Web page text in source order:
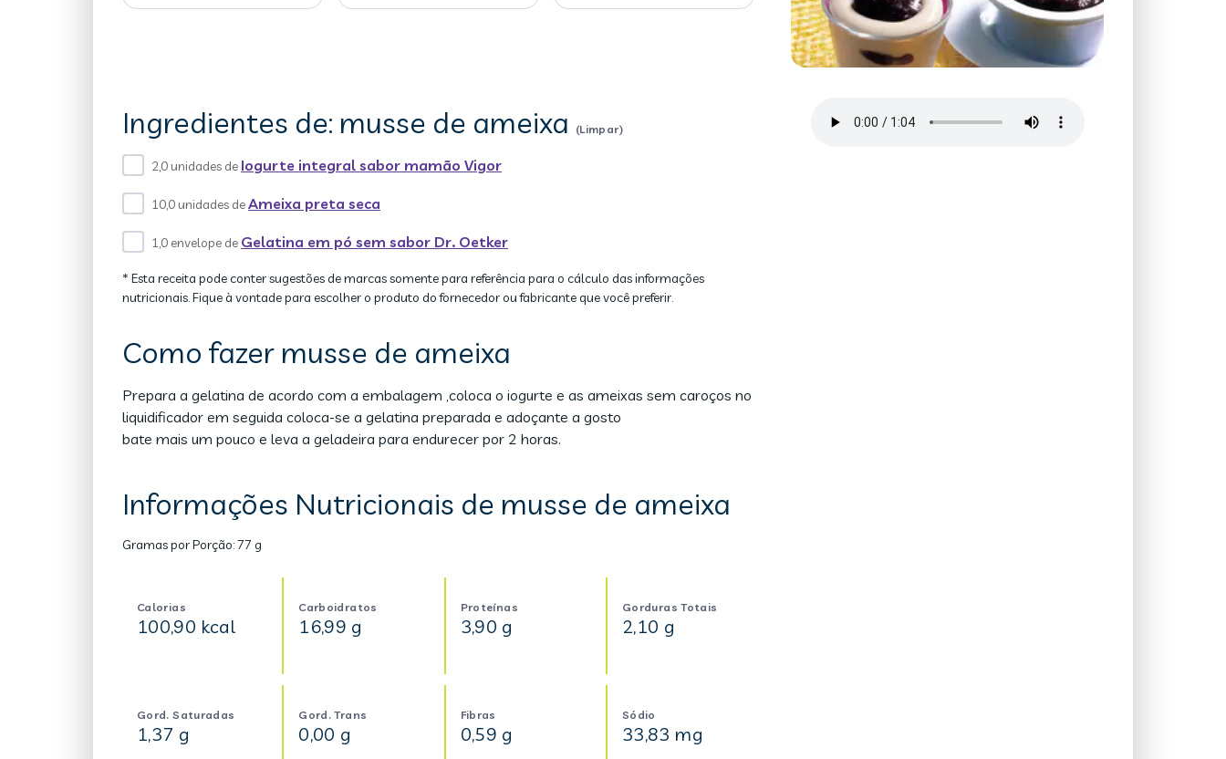
Ingredientes de: musse de ameixa (Limpar)
2,0 unidades de Iogurte integral sabor mamão Vigor
10,0 unidades deAmeixa preta seca
1,0 envelope de Gelatina em pó sem sabor Dr. Oetker
* Esta receita pode conter sugestões de marcas somente para referência para o cálculo das informações
nutricionais. Fique à vontade para escolher o produto do fornecedor ou fabricante que você preferir.
Como fazer musse de ameixa
Prepara a gelatina de acordo com a embalagem ,coloca o iogurte e as ameixas sem caroços no
liquidificador em seguida coloca-se a gelatina preparada e adoçante a gosto
bate mais um pouco e leva a geladeira para endurecer por 2 horas.
Informações Nutricionais de musse de ameixa
Gramas por Porção:77 g
Calorias
100,90 kcal
Carboidratos
16,99 g
Proteínas
3,90 g
Gorduras Totais
2,10 g
Gord. Saturadas
1,37 g
Gord. Trans
0,00 g
Fibras
0,59 g
Sódio
33,83 mg